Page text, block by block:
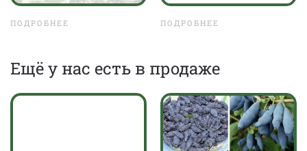
ПОДРОБНЕЕ ПОДРОБНЕЕ
Eщё у нас есть в продаже